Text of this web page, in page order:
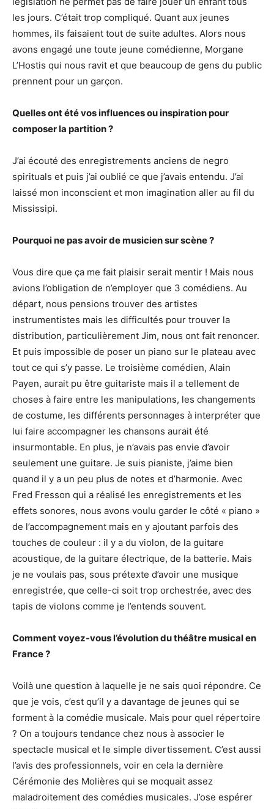
les jours. C’était trop compliqué. Quant aux jeunes
hommes, ils faisaient tout de suite adultes. Alors nous
avons engagé une toute jeune comédienne, Morgane
L’Hostis qui nous ravit et que beaucoup de gens du public
prennent pour un garçon.
Quelles ont été vos influences ou inspiration pour
composer la partition ?
J’ai écouté des enregistrements anciens de negro
spirituals et puis j’ai oublié ce que j’avais entendu. J’ai
laissé mon inconscient et mon imagination aller au fil du
Mississipi.
Pourquoi ne pas avoir de musicien sur scène ?
Vous dire que ça me fait plaisir serait mentir ! Mais nous
avions l’obligation de n’employer que 3 comédiens. Au
départ, nous pensions trouver des artistes
instrumentistes mais les difficultés pour trouver la
distribution, particulièrement Jim, nous ont fait renoncer.
Et puis impossible de poser un piano sur le plateau avec
tout ce qui s’y passe. Le troisième comédien, Alain
Payen, aurait pu être guitariste mais il a tellement de
choses à faire entre les manipulations, les changements
de costume, les différents personnages à interpréter que
lui faire accompagner les chansons aurait été
insurmontable. En plus, je n’avais pas envie d’avoir
seulement une guitare. Je suis pianiste, j’aime bien
quand il y a un peu plus de notes et d’harmonie. Avec
Fred Fresson qui a réalisé les enregistrements et les
effets sonores, nous avons voulu garder le côté « piano »
de l’accompagnement mais en y ajoutant parfois des
touches de couleur : il y a du violon, de la guitare
acoustique, de la guitare électrique, de la batterie. Mais
je ne voulais pas, sous prétexte d’avoir une musique
enregistrée, que celle-ci soit trop orchestrée, avec des
tapis de violons comme je l’entends souvent.
Comment voyez-vous l’évolution du théâtre musical en
France ?
Voilà une question à laquelle je ne sais quoi répondre. Ce
que je vois, c’est qu’il y a davantage de jeunes qui se
forment à la comédie musicale. Mais pour quel répertoire
? On a toujours tendance chez nous à associer le
spectacle musical et le simple divertissement. C’est aussi
l’avis des professionnels, voir en cela la dernière
Cérémonie des Molières qui se moquait assez
maladroitement des comédies musicales. J’ose espérer